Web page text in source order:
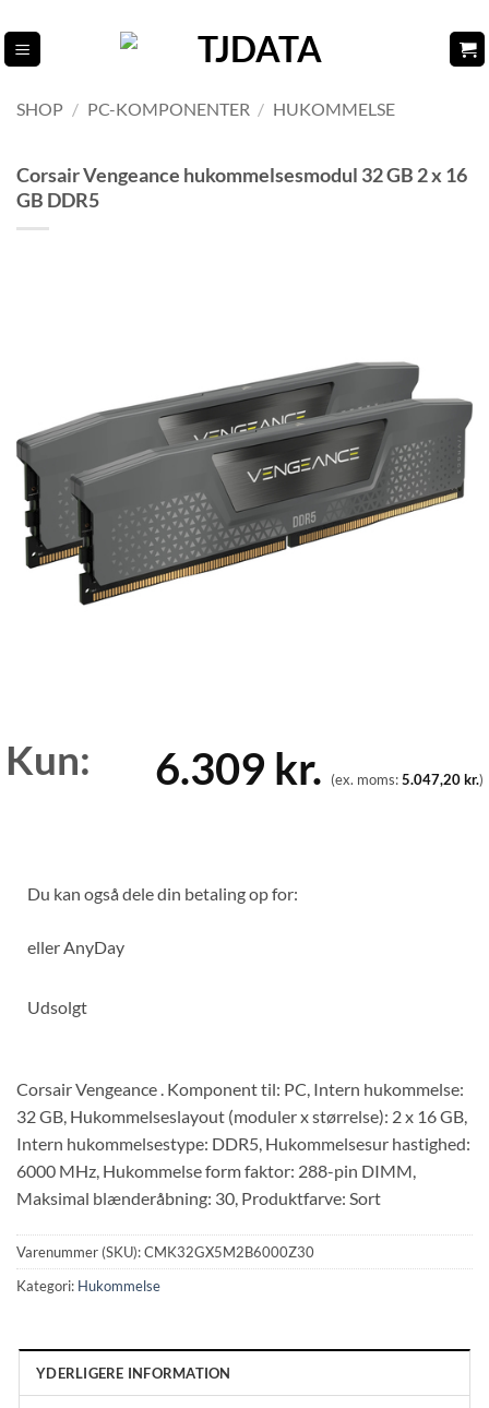
til
indhold
SHOP / PC-KOMPONENTER / HUKOMMELSE
Corsair Vengeance hukommelsesmodul 32 GB 2 x 16
GB DDR5
Kun: 6.309 kr. (ex. moms:5.047,20kr.)
Du kan også dele din betaling op for:
eller AnyDay
Udsolgt
Corsair Vengeance . Komponent til: PC, Intern hukommelse:
32 GB, Hukommelseslayout (moduler x størrelse): 2 x 16 GB,
Intern hukommelsestype: DDR5, Hukommelsesur hastighed:
6000 MHz, Hukommelse form faktor: 288-pin DIMM,
Maksimal blænderåbning: 30, Produktfarve: Sort
Varenummer (SKU):CMK32GX5M2B6000Z30
Kategori: Hukommelse
YDERLIGERE INFORMATION